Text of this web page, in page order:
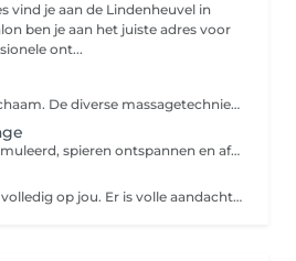
vind je aan de Lindenheuvel in
ben je aan het juiste adres voor
ont...
Massage voor het hele lichaam. De diverse massagetechnieken en intensiteiten zorgen voor een betere doorbloeding in de spieren en activeert de afvoer van afvalstoffen om zo de kans op blessures te verminderen. Een sportmassage kun je voor, tijdens of na een inspanning laten uitvoeren. In overleg wordt de massage speciaal op jouw wensen afgestemd.
De circulatie wordt gestimuleerd, spieren ontspannen en afvalstoffen worden afgevoerd. Daarnaast bevordert een massage de aanmaak van het gelukshormoon endorfine en het knuffelhormoon oxytocine. Dit vermindert stress en verhoogt het geluksgevoel.
Deze massage richt zich volledig op jou. Er is volle aandacht voor die plekken waar stress en vermoeidheid vaak het meest voelbaar zijn: rond je nek en schouders. De aangename massagetechnieken en zachte bewegingen geven je maximale ontspanning. Indien gewenst pak ik ook de spierknopjes aan in de behandeling.